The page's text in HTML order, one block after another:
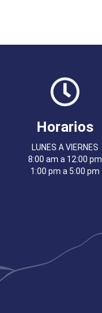
Horarios
LUNES A VIERNES
8:00 am a 12:00 pm
1:00 pm a 5:00 pm